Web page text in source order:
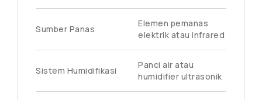
Sumber Panas
Elemen pemanas
elektrik atau infrared
Sistem Humidifikasi
Panci air atau
humidifier ultrasonik